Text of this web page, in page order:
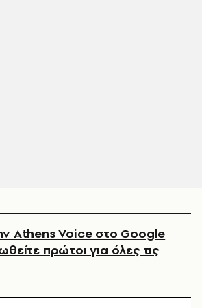
Athens Voice στο Google
πρώτοι για όλες τις